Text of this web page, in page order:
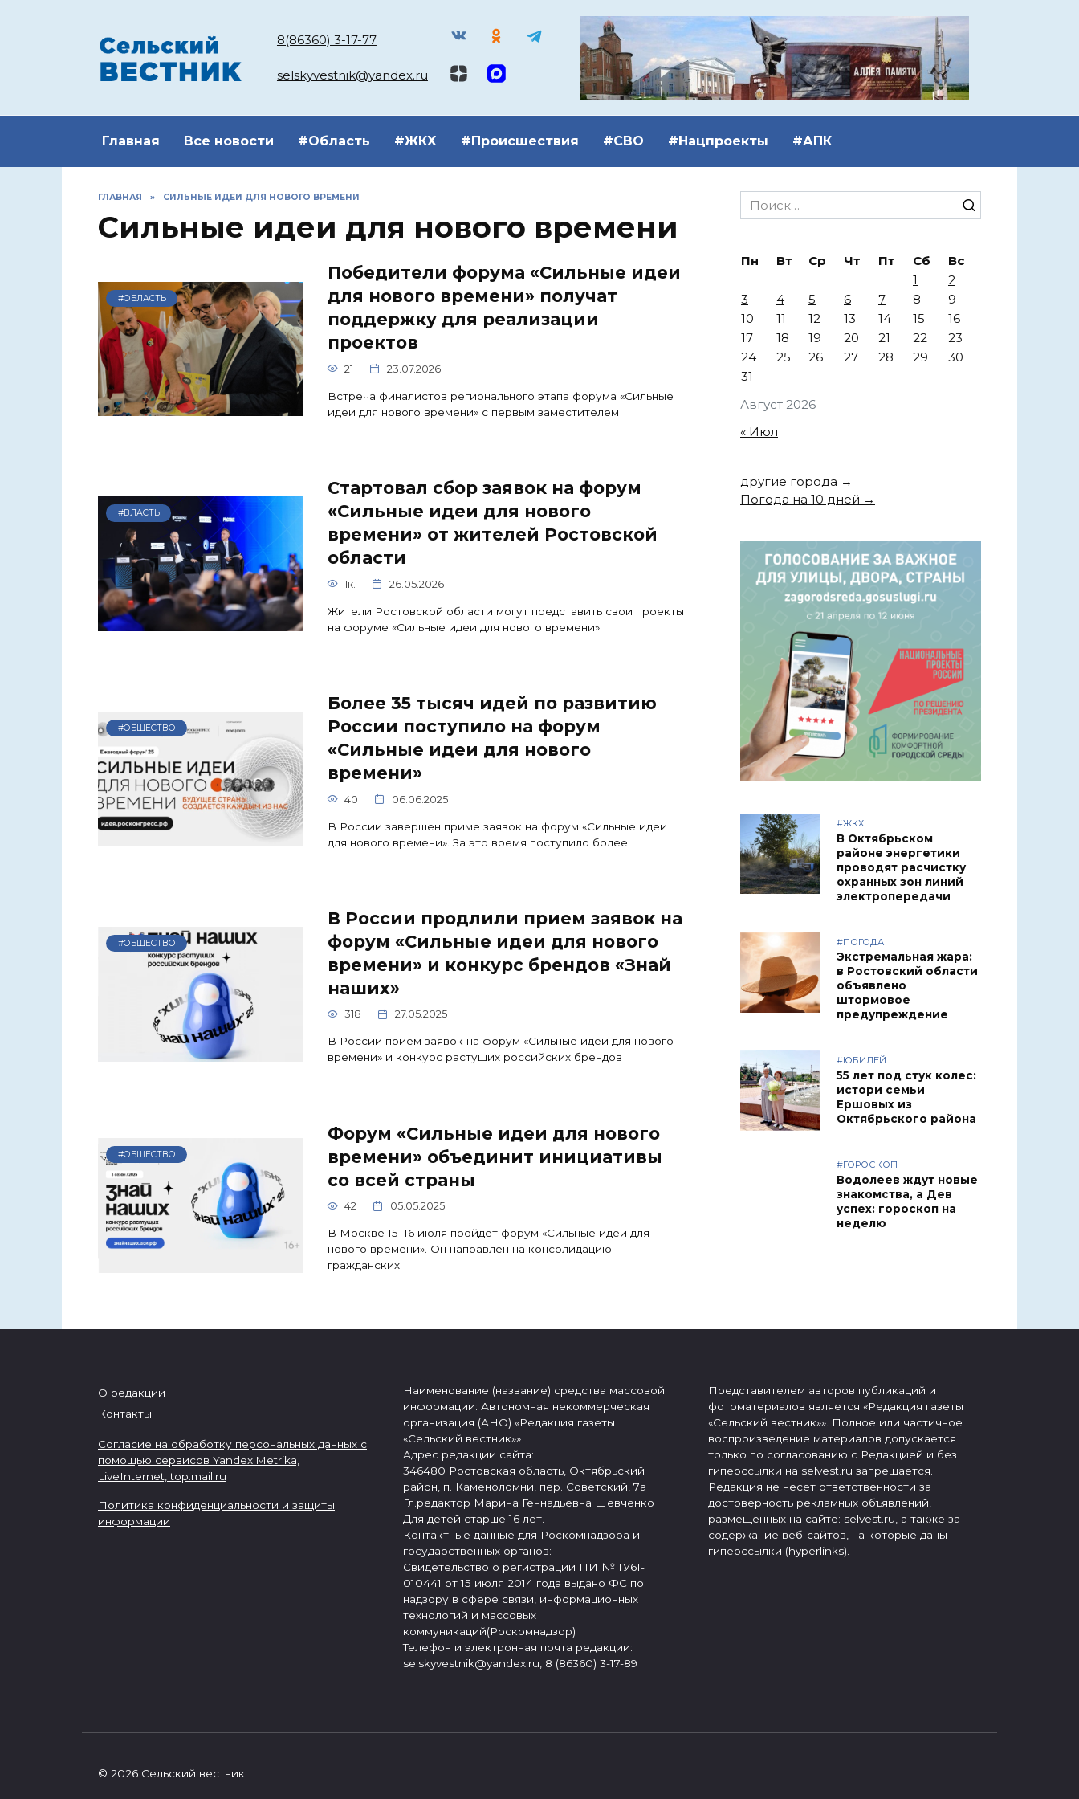
8(86360) 3-17-77
selskyvestnik@yandex.ru
Главная Все новости #Область #ЖКХ #Происшествия #СВО #Нацпроекты #АПК
ГЛАВНАЯ » СИЛЬНЫЕ ИДЕИ ДЛЯ НОВОГО ВРЕМЕНИ
Сильные идеи для нового времени
#ОБЛАСТЬ
Победители форума «Сильные идеи
для нового времени» получат
поддержку для реализации
проектов
21 23.07.2026
Встреча финалистов регионального этапа форума «Сильные
идеи для нового времени» с первым заместителем
#ВЛАСТЬ
Стартовал сбор заявок на форум
«Сильные идеи для нового
времени» от жителей Ростовской
области
1к. 26.05.2026
Жители Ростовской области могут представить свои проекты
на форуме «Сильные идеи для нового времени».
#ОБЩЕСТВО
Более 35 тысяч идей по развитию
России поступило на форум
«Сильные идеи для нового
времени»
40 06.06.2025
В России завершен приме заявок на форум «Сильные идеи
для нового времени». За это время поступило более
#ОБЩЕСТВО
В России продлили прием заявок на
форум «Сильные идеи для нового
времени» и конкурс брендов «Знай
наших»
318 27.05.2025
В России прием заявок на форум «Сильные идеи для нового
времени» и конкурс растущих российских брендов
#ОБЩЕСТВО
Форум «Сильные идеи для нового
времени» объединит инициативы
со всей страны
42 05.05.2025
В Москве 15–16 июля пройдёт форум «Сильные идеи для
нового времени». Он направлен на консолидацию
гражданских
Search
for:
Август 2026
Пн Вт Ср Чт Пт Сб
Вс
1
2
3
4 5 6 7 8
9
10
11 12 13 14 15
16
17
18 19 20 21 22
23
24
25 26 27 28 29
30
31
« Июл
другие города →
Погода на 10 дней →
#ЖКХ
В Октябрьском
районе энергетики
проводят расчистку
охранных зон линий
электропередачи
#ПОГОДА
Экстремальная жара:
в Ростовский области
объявлено
штормовое
предупреждение
#ЮБИЛЕЙ
55 лет под стук колес:
истори семьи
Ершовых из
Октябрьского района
#ГОРОСКОП
Водолеев ждут новые
знакомства, а Дев
успех: гороскоп на
неделю
О редакции
Контакты
Согласие на обработку персональных данных с
помощью сервисов Yandex.Metrika,
LiveInternet,top.mail.ru
Политика конфиденциальности и защиты
информации
Наименование (название) средства массовой
информации: Автономная некоммерческая
организация (АНО) «Редакция газеты
«Сельский вестник»»
Адрес редакции сайта:
346480 Ростовская область, Октябрьский
район, п. Каменоломни, пер. Советский, 7а
Гл.редактор Марина Геннадьевна Шевченко
Для детей старше 16 лет.
Контактные данные для Роскомнадзора и
государственных органов:
Свидетельство о регистрации ПИ № ТУ61-
010441 от 15 июля 2014 года выдано ФС по
надзору в сфере связи, информационных
технологий и массовых
коммуникаций(Роскомнадзор)
Телефон и электронная почта редакции:
selskyvestnik@yandex.ru, 8 (86360) 3-17-89
Представителем авторов публикаций и
фотоматериалов является «Редакция газеты
«Сельский вестник»». Полное или частичное
воспроизведение материалов допускается
только по согласованию с Редакцией и без
гиперссылки на selvest.ru запрещается.
Редакция не несет ответственности за
достоверность рекламных объявлений,
размещенных на сайте: selvest.ru, а также за
содержание веб-сайтов, на которые даны
гиперссылки (hyperlinks).
© 2026 Сельский вестник